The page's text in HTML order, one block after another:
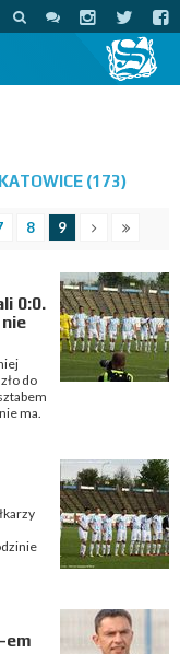
(173)
8 9
0:0.
do
ma.
em